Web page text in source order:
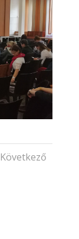
Következő